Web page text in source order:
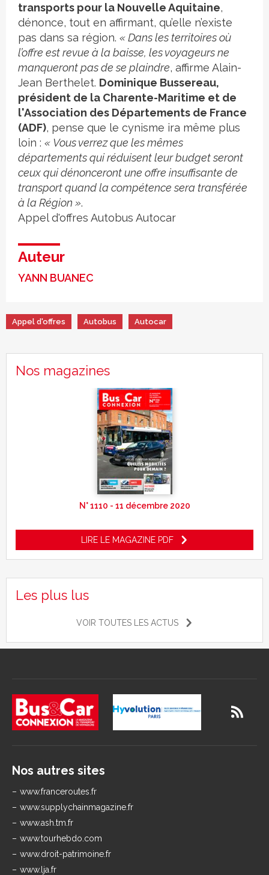
transports pour la Nouvelle Aquitaine,
dénonce, tout en affirmant, qu’elle n’existe
pas dans sa région. « Dans les territoires où
l’offre est revue à la baisse, les voyageurs ne
manqueront pas de se plaindre, affirme Alain-
Jean Berthelet. Dominique Bussereau,
président de la Charente-Maritime et de
l'Association des Départements de France
(ADF), pense que le cynisme ira même plus
loin : « Vous verrez que les mêmes
départements qui réduisent leur budget seront
ceux qui dénonceront une offre insuffisante de
transport quand la compétence sera transférée
à la Région ».
Appel d'offres Autobus Autocar
Auteur
YANN BUANEC
Appel d'offres Autobus Autocar
Nos magazines
N° 1110 - 11 décembre 2020
LIRE LE MAGAZINE PDF
Les plus lus
VOIR TOUTES LES ACTUS
Nos autres sites
www.franceroutes.fr
www.supplychainmagazine.fr
www.ash.tm.fr
www.tourhebdo.com
www.droit-patrimoine.fr
www.lja.fr